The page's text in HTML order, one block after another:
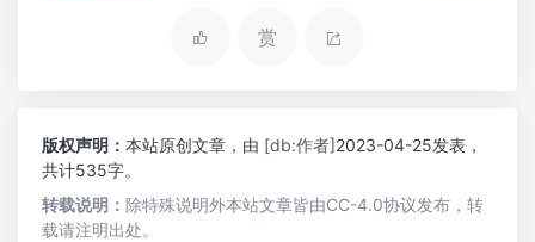
赏
版权声明： 本站原创文章，由 [db:作者]2023-04-25发表，
共计535字。
转载说明： 除特殊说明外本站文章皆由CC-4.0协议发布，转
载请注明出处。